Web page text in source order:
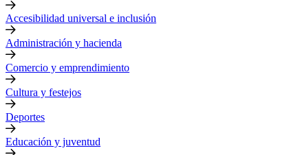
Accesibilidad universal e inclusión
Administración y hacienda
Comercio y emprendimiento
Cultura y festejos
Deportes
Educación y juventud